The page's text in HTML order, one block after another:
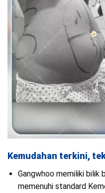
Kemudahan terkini,
Gangwhoo memiliki
memenuhi standard